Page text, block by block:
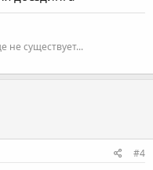
не существует...
#4